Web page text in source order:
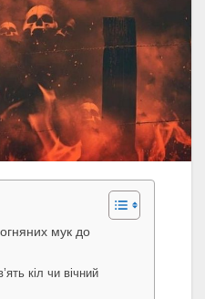
мук до
кіл чи вічний